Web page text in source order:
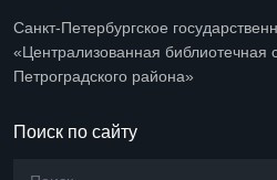
Санкт-Петербургское
«Централизованная библиотечная
Петроградского района»
Поиск по сайту